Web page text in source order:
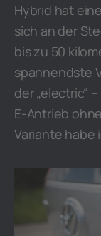
Hybrid hat
sich an der
bis zu 50
spannendste
der „electric“
E-Antrieb
Variante habe